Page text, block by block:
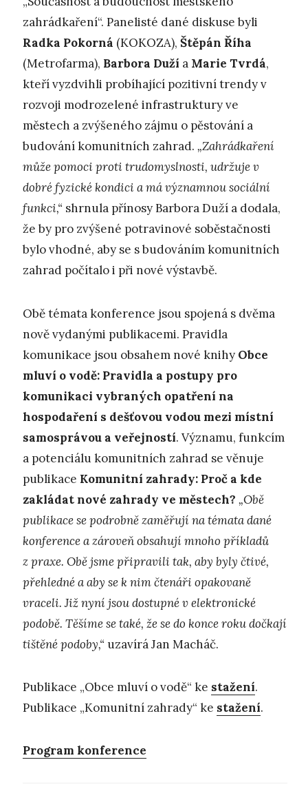
zahrádkaření“. Panelisté dané diskuse byli
Radka Pokorná (KOKOZA), Štěpán Říha
(Metrofarma), Barbora Duží a Marie Tvrdá,
kteří vyzdvihli probíhající pozitivní trendy v
rozvoji modrozelené infrastruktury ve
městech a zvýšeného zájmu o pěstování a
budování komunitních zahrad. „Zahrádkaření
může pomoci proti trudomyslnosti, udržuje v
dobré fyzické kondici a má významnou sociální
funkci,“ shrnula přínosy Barbora Duží a dodala,
že by pro zvýšené potravinové soběstačnosti
bylo vhodné, aby se s budováním komunitních
zahrad počítalo i při nové výstavbě.
Obě témata konference jsou spojená s dvěma
nově vydanými publikacemi. Pravidla
komunikace jsou obsahem nové knihy Obce
mluví o vodě: Pravidla a postupy pro
komunikaci vybraných opatření na
hospodaření s dešťovou vodou mezi místní
samosprávou a veřejností. Významu, funkcím
a potenciálu komunitních zahrad se věnuje
publikace Komunitní zahrady: Proč a kde
zakládat nové zahrady ve městech? „Obě
publikace se podrobně zaměřují na témata dané
konference a zároveň obsahují mnoho příkladů
z praxe. Obě jsme připravili tak, aby byly čtivé,
přehledné a aby se k nim čtenáři opakovaně
vraceli. Již nyní jsou dostupné v elektronické
podobě. Těšíme se také, že se do konce roku dočkají
tištěné podoby,“ uzavírá Jan Macháč.
Publikace „Obce mluví o vodě“ ke stažení.
Publikace „Komunitní zahrady“ ke stažení.
Program konference